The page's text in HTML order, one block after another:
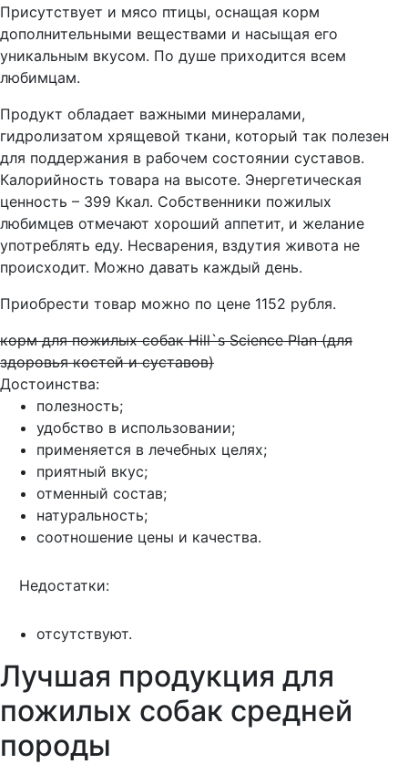
Присутствует и мясо птицы, оснащая корм
дополнительными веществами и насыщая его
уникальным вкусом. По душе приходится всем
любимцам.
Продукт обладает важными минералами,
гидролизатом хрящевой ткани, который так полезен
для поддержания в рабочем состоянии суставов.
Калорийность товара на высоте. Энергетическая
ценность – 399 Ккал. Собственники пожилых
любимцев отмечают хороший аппетит, и желание
употреблять еду. Несварения, вздутия живота не
происходит. Можно давать каждый день.
Приобрести товар можно по цене 1152 рубля.
корм для пожилых собак Hill`s Science Plan (для
здоровья костей и суставов)
Достоинства:
полезность;
удобство в использовании;
применяется в лечебных целях;
приятный вкус;
отменный состав;
натуральность;
соотношение цены и качества.
Недостатки:
отсутствуют.
Лучшая продукция для
пожилых собак средней
породы